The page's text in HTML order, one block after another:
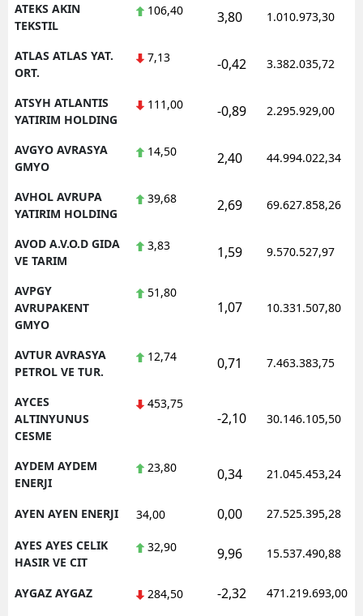
ATEKS AKIN
TEKSTIL
106,40 3,80 1.010.973,30
ATLAS ATLAS YAT.
ORT.
7,13 -0,42 3.382.035,72
ATSYH ATLANTIS
YATIRIM HOLDING
111,00 -0,89 2.295.929,00
AVGYO AVRASYA
GMYO
14,50 2,40 44.994.022,34
AVHOL AVRUPA
YATIRIM HOLDING
39,68 2,69 69.627.858,26
AVOD A.V.O.D GIDA
VE TARIM
3,83 1,59 9.570.527,97
AVPGY
AVRUPAKENT
GMYO
51,80
1,07 10.331.507,80
AVTUR AVRASYA
PETROL VE TUR.
12,74 0,71 7.463.383,75
AYCES
ALTINYUNUS
CESME
453,75
-2,10 30.146.105,50
AYDEM AYDEM
ENERJI
23,80 0,34 21.045.453,24
AYEN AYEN ENERJI 34,00 0,00 27.525.395,28
AYES AYES CELIK
HASIR VE CIT
32,90 9,96 15.537.490,88
AYGAZ AYGAZ 284,50 -2,32 471.219.693,00